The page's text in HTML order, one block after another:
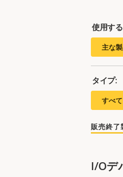
使用す
主な
タイプ:
すべて
販売終了
I/Oデ